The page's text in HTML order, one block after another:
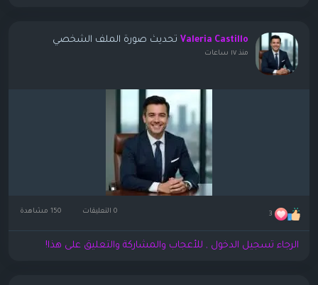
Valeria Castillo تحديث صورة الملف الشخصي
منذ ١٧ ساعات
3 0 التعليقات
الرجاء تسجيل الدخول , للأعجاب والمشاركة والتعليق على هذا!